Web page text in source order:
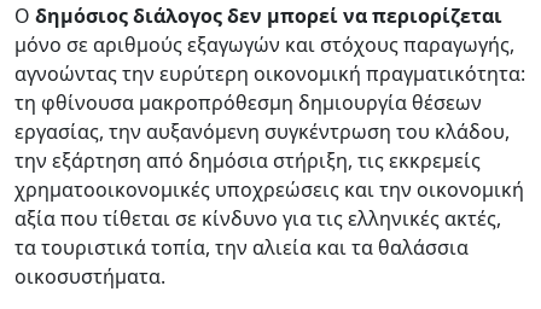
Ο δημόσιος διάλογος δεν μπορεί να περιορίζεται
μόνο σε αριθμούς εξαγωγών και στόχους παραγωγής,
αγνοώντας την ευρύτερη οικονομική πραγματικότητα:
τη φθίνουσα μακροπρόθεσμη δημιουργία θέσεων
εργασίας, την αυξανόμενη συγκέντρωση του κλάδου,
την εξάρτηση από δημόσια στήριξη, τις εκκρεμείς
χρηματοοικονομικές υποχρεώσεις και την οικονομική
αξία που τίθεται σε κίνδυνο για τις ελληνικές ακτές,
τα τουριστικά τοπία, την αλιεία και τα θαλάσσια
οικοσυστήματα.